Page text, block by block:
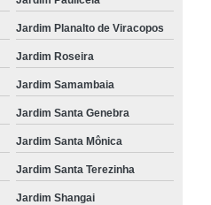
Jardim Planalto de Viracopos
Jardim Roseira
Jardim Samambaia
Jardim Santa Genebra
Jardim Santa Mônica
Jardim Santa Terezinha
Jardim Shangai